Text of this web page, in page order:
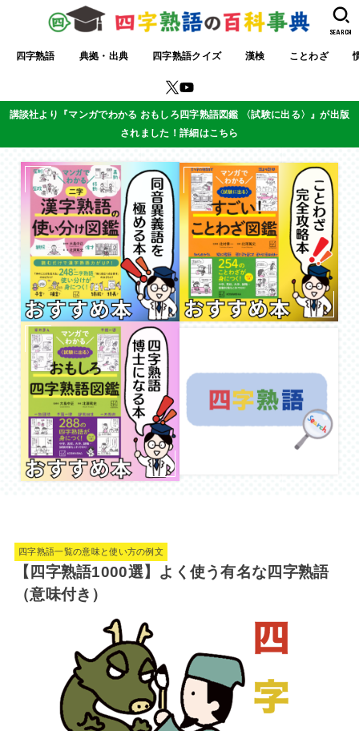
四字熟語 典拠・出典 四字熟語クイズ 漢検 ことわざ
SEARCH
講談社より『マンガでわかる おもしろ四字熟語図鑑 〈試験に出る〉』が出版
されました！詳細はこちら
四字熟語一覧の意味と使い方の例文
【四字熟語1000選】よく使う有名な四字熟語
（意味付き）